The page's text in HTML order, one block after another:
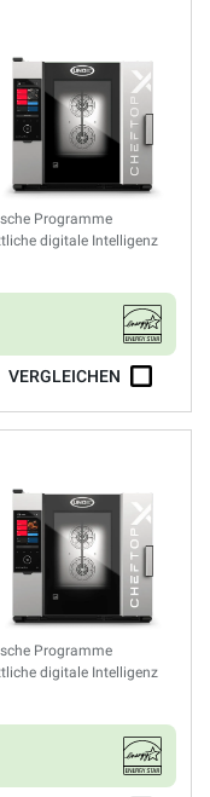
Programme
digitale Intelligenz
VERGLEICHEN
Programme
digitale Intelligenz